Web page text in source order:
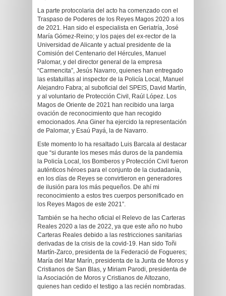
La parte protocolaria del acto ha comenzado con el
Traspaso de Poderes de los Reyes Magos 2020 a los
de 2021. Han sido el especialista en Geriatría, José
María Gómez-Reino; y los pajes del ex-rector de la
Universidad de Alicante y actual presidente de la
Comisión del Centenario del Hércules, Manuel
Palomar, y del director general de la empresa
“Carmencita”, Jesús Navarro, quienes han entregado
las estatuillas al inspector de la Policía Local, Manuel
Alejandro Fabra; al suboficial del SPEIS, David Martín,
y al voluntario de Protección Civil, Raúl López. Los
Magos de Oriente de 2021 han recibido una larga
ovación de reconocimiento que han recogido
emocionados. Ana Giner ha ejercido la representación
de Palomar, y Esaú Payá, la de Navarro.
Este momento lo ha resaltado Luis Barcala al destacar
que “si durante los meses más duros de la pandemia
la Policía Local, los Bomberos y Protección Civil fueron
auténticos héroes para el conjunto de la ciudadanía,
en los días de Reyes se convirtieron en generadores
de ilusión para los más pequeños. De ahí mi
reconocimiento a estos tres cuerpos personificado en
los Reyes Magos de este 2021”.
También se ha hecho oficial el Relevo de las Carteras
Reales 2020 a las de 2022, ya que este año no hubo
Carteras Reales debido a las restricciones sanitarias
derivadas de la crisis de la covid-19. Han sido Toñi
Martín-Zarco, presidenta de la Federació de Fogueres;
María del Mar Marín, presidenta de la Junta de Moros y
Cristianos de San Blas, y Miriam Parodi, presidenta de
la Asociación de Moros y Cristianos de Altozano,
quienes han cedido el testigo a las recién nombradas.